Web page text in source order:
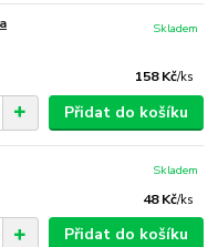
158 Kč/ks
Skladem
Přidat do košíku
48 Kč/ks
Skladem
Přidat do košíku